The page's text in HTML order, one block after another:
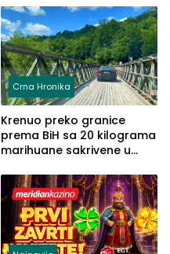
Grčkoj
Crna Hronika
Krenuo preko granice
prema BiH sa 20 kilograma
marihuane sakrivene u